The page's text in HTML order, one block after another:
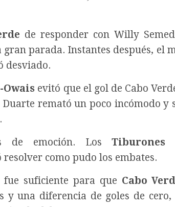
de responder con Willy
parada. Instantes después, el
desviado.
Owais evitó que el gol de Cabo
remató un poco incómodo y
de emoción. LosTiburones
como pudo los embates.
suficiente para que Cabo
y una diferencia de goles de